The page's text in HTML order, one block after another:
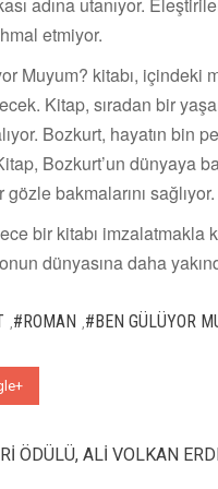
etmiyor.
Muyum? kitabı,
Kitap, sıradan bir
Bozkurt, hayatın bin
Bozkurt’un dünyaya
bakmalarını sağlıyor.
bir kitabı imzalatmakla
dünyasına daha
#ROMAN #BEN GÜLÜYOR
ÖDÜLÜ, ALİ VOLKAN